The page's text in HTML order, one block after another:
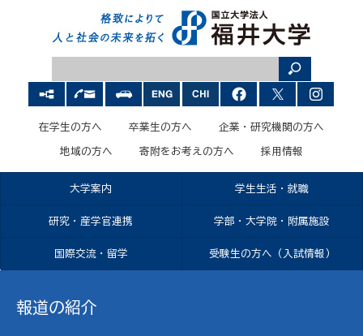
在学生の方へ 卒業生の方へ 企業・研究機関の方へ
地域の方へ 寄附をお考えの方へ 採用情報
大学案内 学生生活・就職
研究・産学官連携 学部・大学院・附属施設
国際交流・留学 受験生の方へ（入試情報）
報道の紹介